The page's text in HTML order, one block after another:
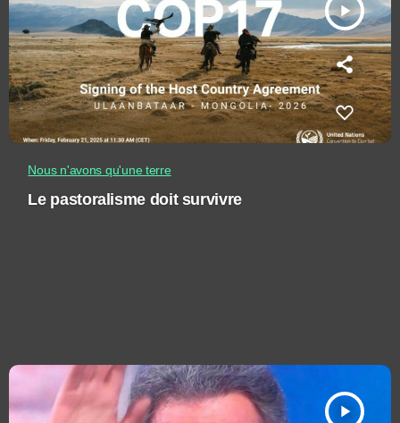
play_arrow
Nous n'avons qu'une terre
Le pastoralisme doit survivre
play_arrow